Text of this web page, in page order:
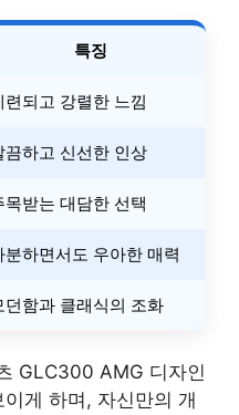
특징
련되고 강렬한 느낌
끔하고 신선한 인상
목받는 대담한 선택
분하면서도 우아한 매력
던함과 클래식의 조화
GLC300 AMG 디자인
게 하며, 자신만의 개